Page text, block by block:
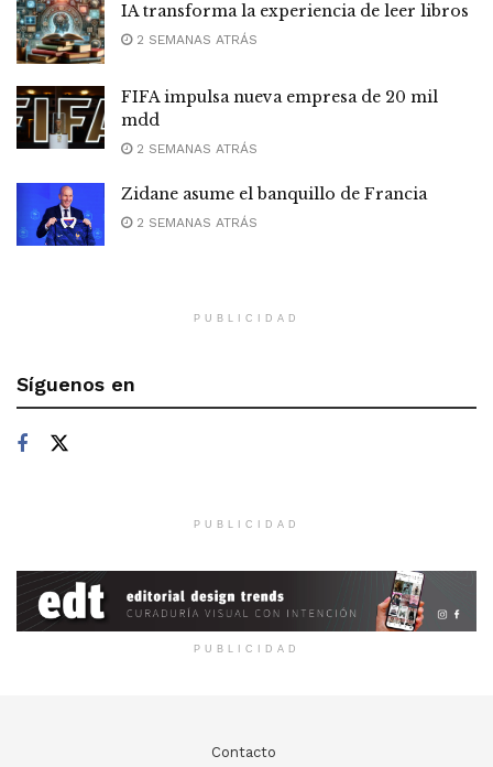
IA transforma la experiencia de leer libros
2 SEMANAS ATRÁS
FIFA impulsa nueva empresa de 20 mil
mdd
2 SEMANAS ATRÁS
Zidane asume el banquillo de Francia
2 SEMANAS ATRÁS
PUBLICIDAD
Síguenos en
PUBLICIDAD
PUBLICIDAD
Contacto